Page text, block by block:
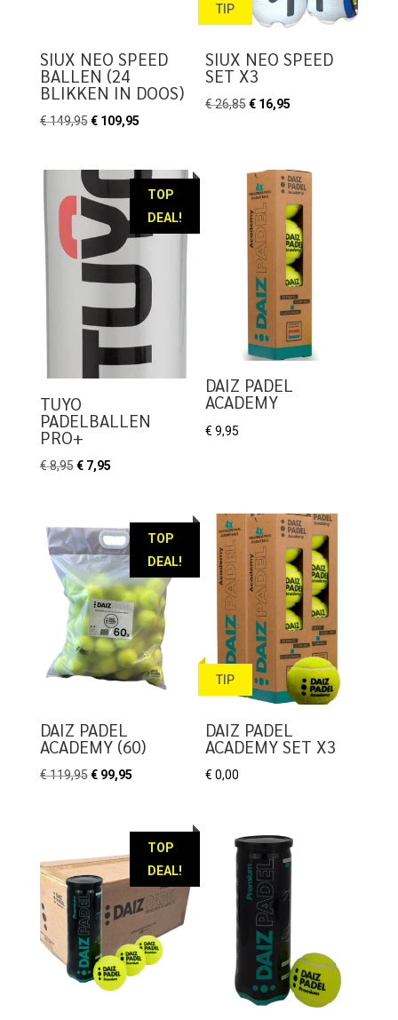
SIUX NEO SPEED
BALLEN (24
BLIKKEN IN DOOS)
€149,95 Oorspronkelijke
was:
€ 149,95.
€109,95Huidige
is:
€ 109,95.
TIP
SIUX NEO SPEED
SET X3
€26,85Oorspronkelijke
€ 26,85.
€ 16,95
€ 16,95.
TOP
DEAL!
TUYO
PADELBALLEN
PRO+
€8,95 Oorspronkelijke
€ 8,95.
€7,95Huidige
€ 7,95.
DAIZ PADEL
ACADEMY
€ 9,95
TOP
DEAL!
DAIZ PADEL
ACADEMY (60)
€119,95 Oorspronkelijke
€99,95Huidige
€ 99,95.
TIP
DAIZ PADEL
ACADEMY SET X3
€ 0,00
TOP
DEAL!